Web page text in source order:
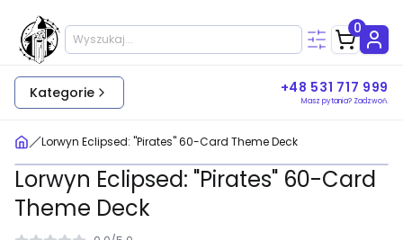
0
Kategorie +48 531 717 999
Masz pytania? Zadzwoń.
Lorwyn Eclipsed: "Pirates" 60-Card Theme Deck
Lorwyn Eclipsed: "Pirates" 60-Card
Theme Deck